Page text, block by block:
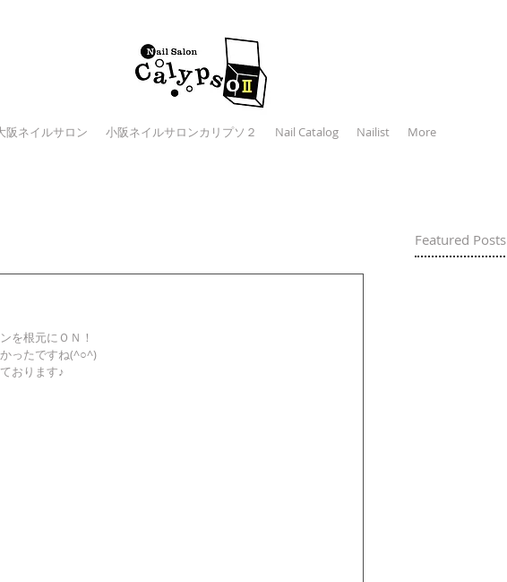
阪ネイルサロン 小阪ネイルサロンカリプソ２ Nail Catalog Nailist More
Featured Posts
を根元にＯＮ！
ったですね(^○^)
おります♪